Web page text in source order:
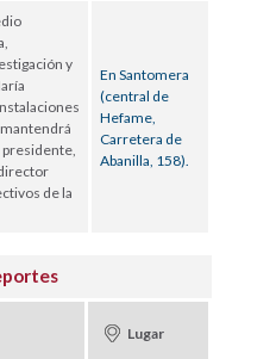
y
presidente,
de la
En Santomera
(central de
Hefame,
Carretera de
Abanilla, 158).
Lugar